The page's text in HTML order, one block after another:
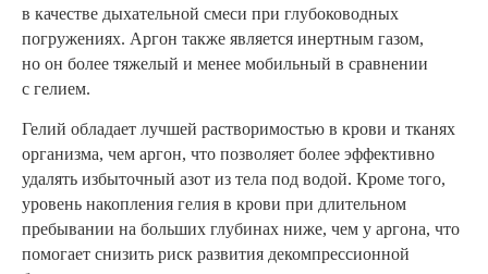
в качестве дыхательной смеси при глубоководных
погружениях. Аргон также является инертным газом,
но он более тяжелый и менее мобильный в сравнении
с гелием.
Гелий обладает лучшей растворимостью в крови и тканях
организма, чем аргон, что позволяет более эффективно
удалять избыточный азот из тела под водой. Кроме того,
уровень накопления гелия в крови при длительном
пребывании на больших глубинах ниже, чем у аргона, что
помогает снизить риск развития декомпрессионной